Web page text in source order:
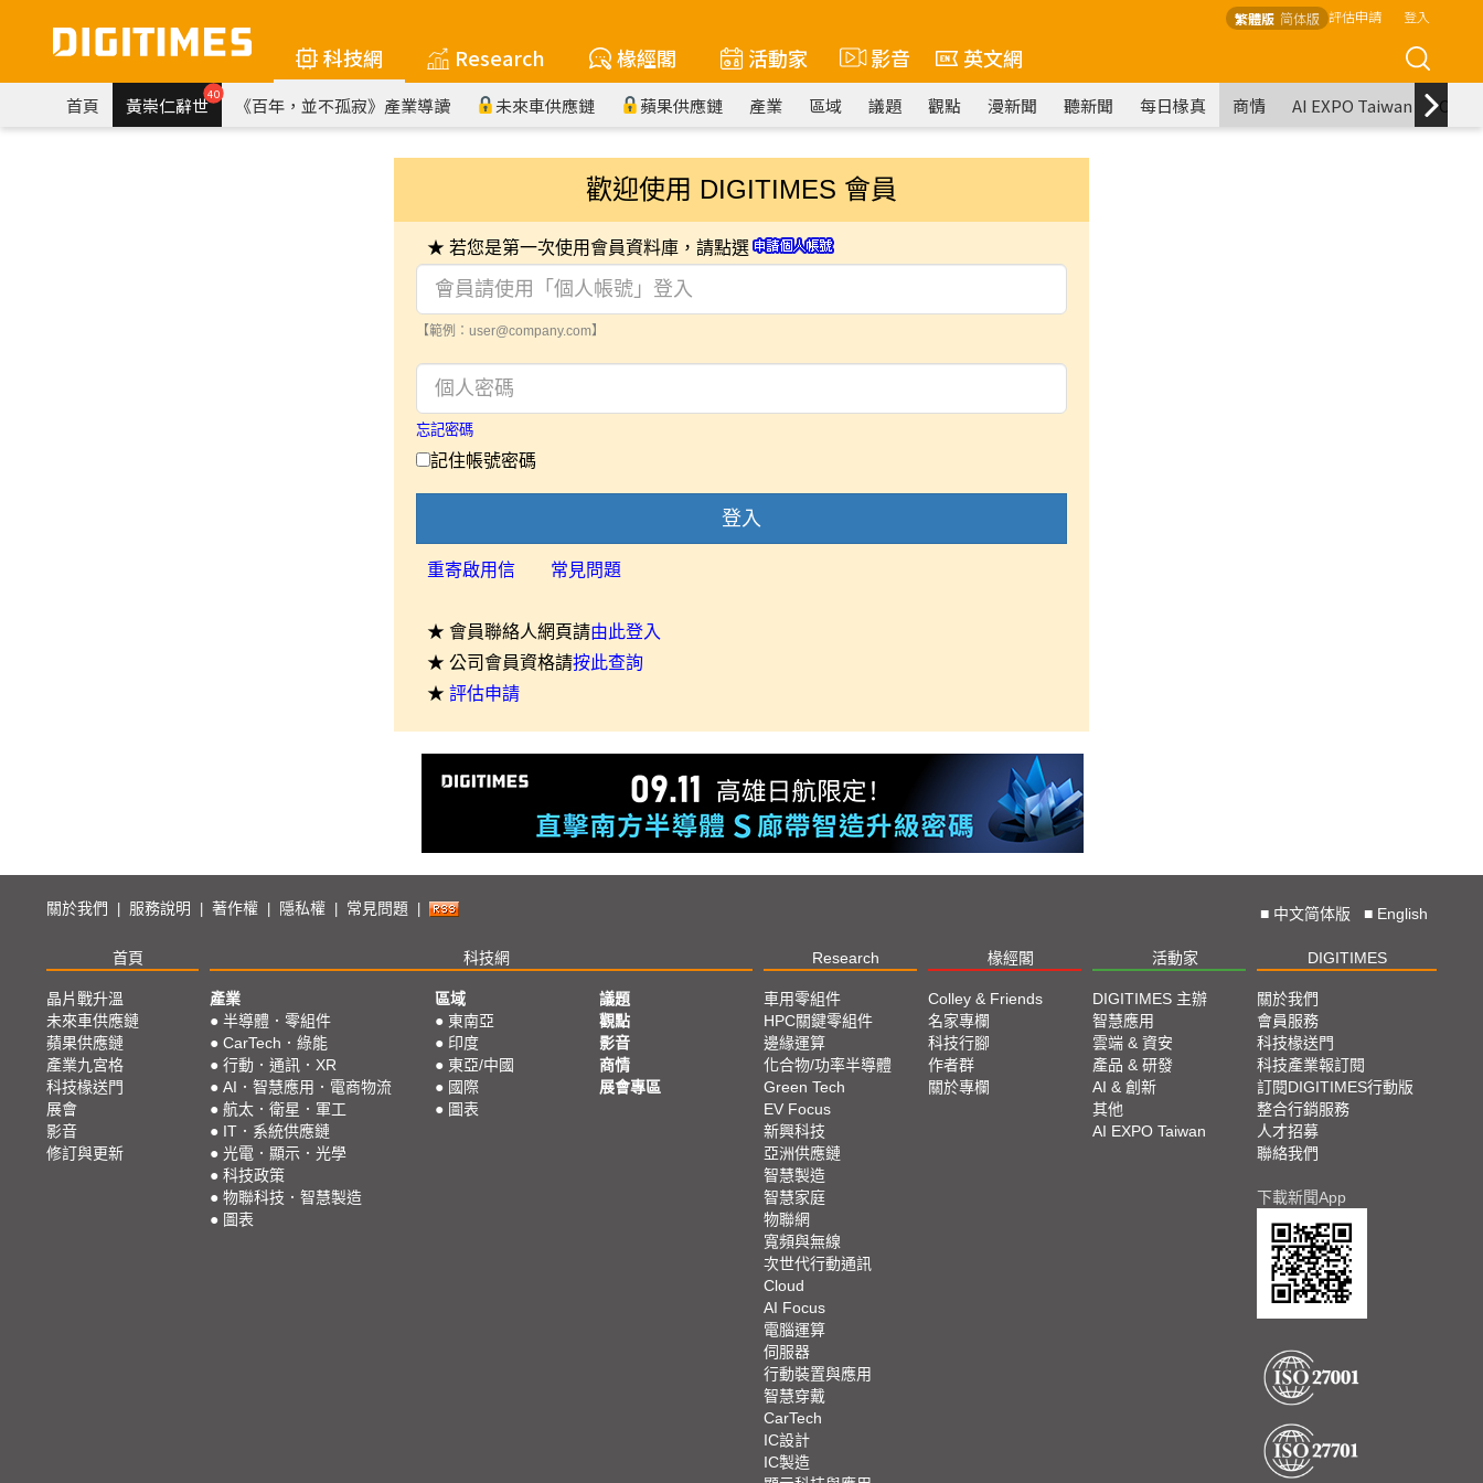
繁體版 简体版 評估申請 登入
科技網 Research 椽經閣 活動家 影音 英文網
首頁 黃崇仁辭世40 《百年，並不孤寂》產業導讀 未來車供應鏈 蘋果供應鏈 產業 區域 議題 觀點 漫新聞 聽新聞 每日椽真 商情 AI EXPO Taiwan
歡迎使用 DIGITIMES 會員
★ 若您是第一次使用會員資料庫，請點選
【範例：user@company.com】
忘記密碼
記住帳號密碼
登入
重寄啟用信 常見問題
★ 會員聯絡人網頁請由此登入
★ 公司會員資格請按此查詢
★ 評估申請
關於我們 服務說明 著作權 隱私權 常見問題 ■ 中文简体版 ■ English
首頁 科技網 Research 椽經閣 活動家 DIGITIMES
晶片戰升溫
未來車供應鏈
蘋果供應鏈
產業九宮格
科技椽送門
展會
影音
修訂與更新
產業
● 半導體．零組件
● CarTech．綠能
● 行動．通訊．XR
● AI．智慧應用．電商物流
● 航太．衛星．軍工
● IT．系統供應鏈
● 光電．顯示．光學
● 科技政策
● 物聯科技．智慧製造
● 圖表
區域
● 東南亞
● 印度
● 東亞/中國
● 國際
● 圖表
議題
觀點
影音
商情
展會專區
車用零組件
HPC關鍵零組件
邊緣運算
化合物/功率半導體
Green Tech
EV Focus
新興科技
亞洲供應鏈
智慧製造
智慧家庭
物聯網
寬頻與無線
次世代行動通訊
Cloud
AI Focus
電腦運算
伺服器
行動裝置與應用
智慧穿戴
CarTech
IC設計
IC製造
Colley & Friends
名家專欄
科技行腳
作者群
關於專欄
DIGITIMES 主辦
智慧應用
雲端 & 資安
產品 & 研發
AI & 創新
其他
AI EXPO Taiwan
關於我們
會員服務
科技椽送門
科技產業報訂閱
訂閱DIGITIMES行動版
整合行銷服務
人才招募
聯絡我們
下載新聞App